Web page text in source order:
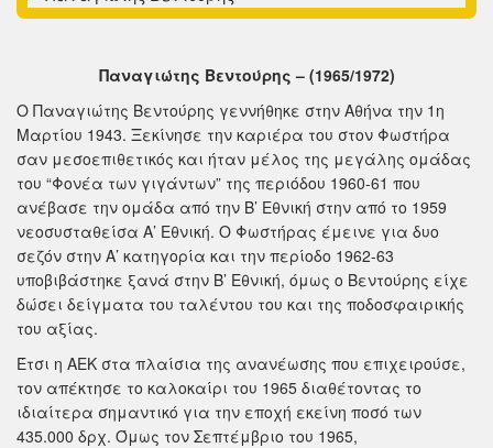
Παναγιώτης Βεντούρης – (1965/1972)
Ο Παναγιώτης Βεντούρης γεννήθηκε στην Αθήνα την 1η
Μαρτίου 1943. Ξεκίνησε την καριέρα του στον Φωστήρα
σαν μεσοεπιθετικός και ήταν μέλος της μεγάλης ομάδας
του “Φονέα των γιγάντων” της περιόδου 1960-61 που
ανέβασε την ομάδα από την Β’ Εθνική στην από το 1959
νεοσυσταθείσα Α’ Εθνική. Ο Φωστήρας έμεινε για δυο
σεζόν στην Α’ κατηγορία και την περίοδο 1962-63
υποβιβάστηκε ξανά στην Β’ Εθνική, όμως ο Βεντούρης είχε
δώσει δείγματα του ταλέντου του και της ποδοσφαιρικής
του αξίας.
Έτσι η ΑΕΚ στα πλαίσια της ανανέωσης που επιχειρούσε,
τον απέκτησε το καλοκαίρι του 1965 διαθέτοντας το
ιδιαίτερα σημαντικό για την εποχή εκείνη ποσό των
435.000 δρχ. Όμως τον Σεπτέμβριο του 1965,